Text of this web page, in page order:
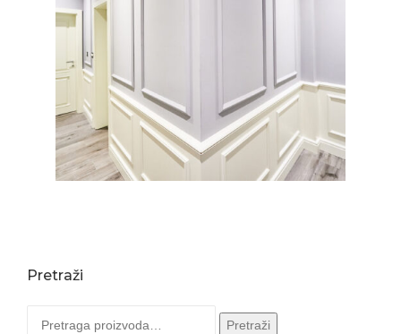
Pretraži
Pretraži